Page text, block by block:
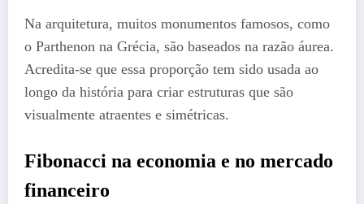
Na arquitetura, muitos monumentos famosos, como
o Parthenon na Grécia, são baseados na razão áurea.
Acredita-se que essa proporção tem sido usada ao
longo da história para criar estruturas que são
visualmente atraentes e simétricas.
Fibonacci na economia e no mercado
financeiro